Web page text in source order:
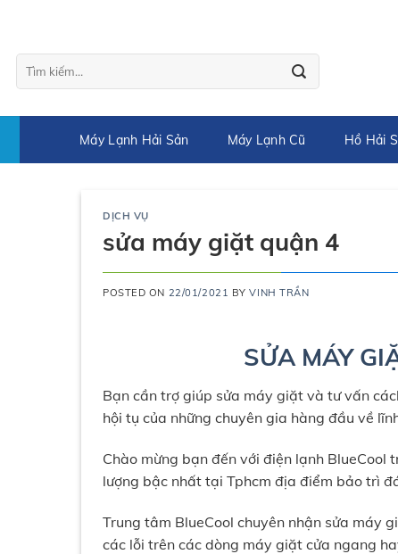
kiếm:
Máy Lạnh Hải Sản Máy Lạnh Cũ Hồ Hải
DỊCH VỤ
sửa máy giặt quận 4
POSTED ON 22/01/2021 BYVINH TRẦN
SỬA MÁY
Bạn cần trợ giúp sửa máy giặt và tư vấn
hội tụ của những chuyên gia hàng đầu về
Chào mừng bạn đến với điện lạnh BlueCool
lượng bậc nhất tại Tphcm địa điểm bảo trì
Trung tâm BlueCool chuyên nhận sửa máy
các lỗi trên các dòng máy giặt cửa ngang